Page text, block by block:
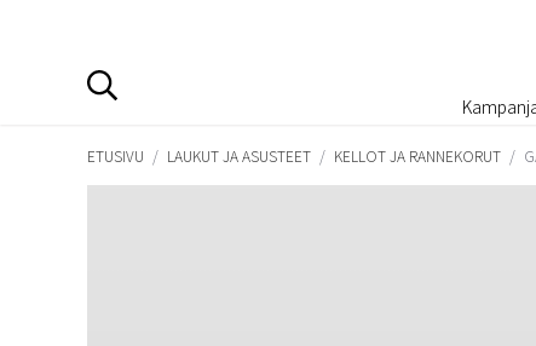
ETUSIVU / LAUKUT JA ASUSTEET / KELLOT JA RANNEKORUT /